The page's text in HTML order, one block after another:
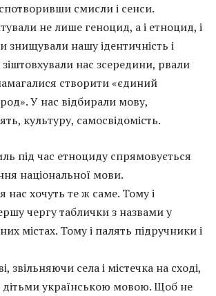
смисли і сенси.
не лише геноцид, а і етноцид, і
знищували нашу ідентичність і
нас зсередини, рвали
створити «єдиний
У нас відбирали мову,
культуру, самосвідомість.
під час етноциду спрямовується
національної мови.
нас хочуть те ж саме. Тому і
чергу таблички з назвами у
містах. Тому і палять підручники і
звільняючи села і містечка на сході,
українською мовою. Щоб не